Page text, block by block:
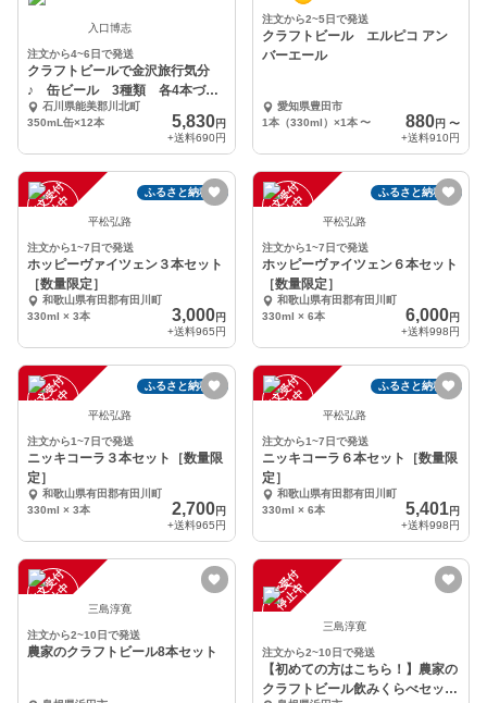
入口博志
注文から4~6日で発送
クラフトビールで金沢旅行気分
♪ 缶ビール 3種類 各4本づ
つ 12缶セット
石川県能美郡川北町
350mL缶×12本
5,830円
+送料690円
注文から2~5日で発送
クラフトビール エルピコ アン
バーエール
愛知県豊田市
1本（330ml）×1本 〜 880円 〜
+送料910円
注
文
受
付
停
止
中
ふるさと納税可
平松弘路
注文から1~7日で発送
ホッピーヴァイツェン３本セット
［数量限定］
和歌山県有田郡有田川町
330ml × 3本
3,000円
+送料965円
注
文
受
付
停
止
中
ふるさと納税可
平松弘路
注文から1~7日で発送
ホッピーヴァイツェン６本セット
［数量限定］
和歌山県有田郡有田川町
330ml × 6本
6,000円
+送料998円
注
文
受
付
停
止
中
ふるさと納税可
平松弘路
注文から1~7日で発送
ニッキコーラ３本セット［数量限
定］
和歌山県有田郡有田川町
330ml × 3本
2,700円
+送料965円
注
文
受
付
停
止
中
ふるさと納税可
平松弘路
注文から1~7日で発送
ニッキコーラ６本セット［数量限
定］
和歌山県有田郡有田川町
330ml × 6本
5,401円
+送料998円
注
文
受
付
停
止
中 三島淳寛
注文から2~10日で発送
農家のクラフトビール8本セット
注
文
受
付
停
止
中
三島淳寛
注文から2~10日で発送
【初めての方はこちら！】農家の
クラフトビール飲みくらべセット